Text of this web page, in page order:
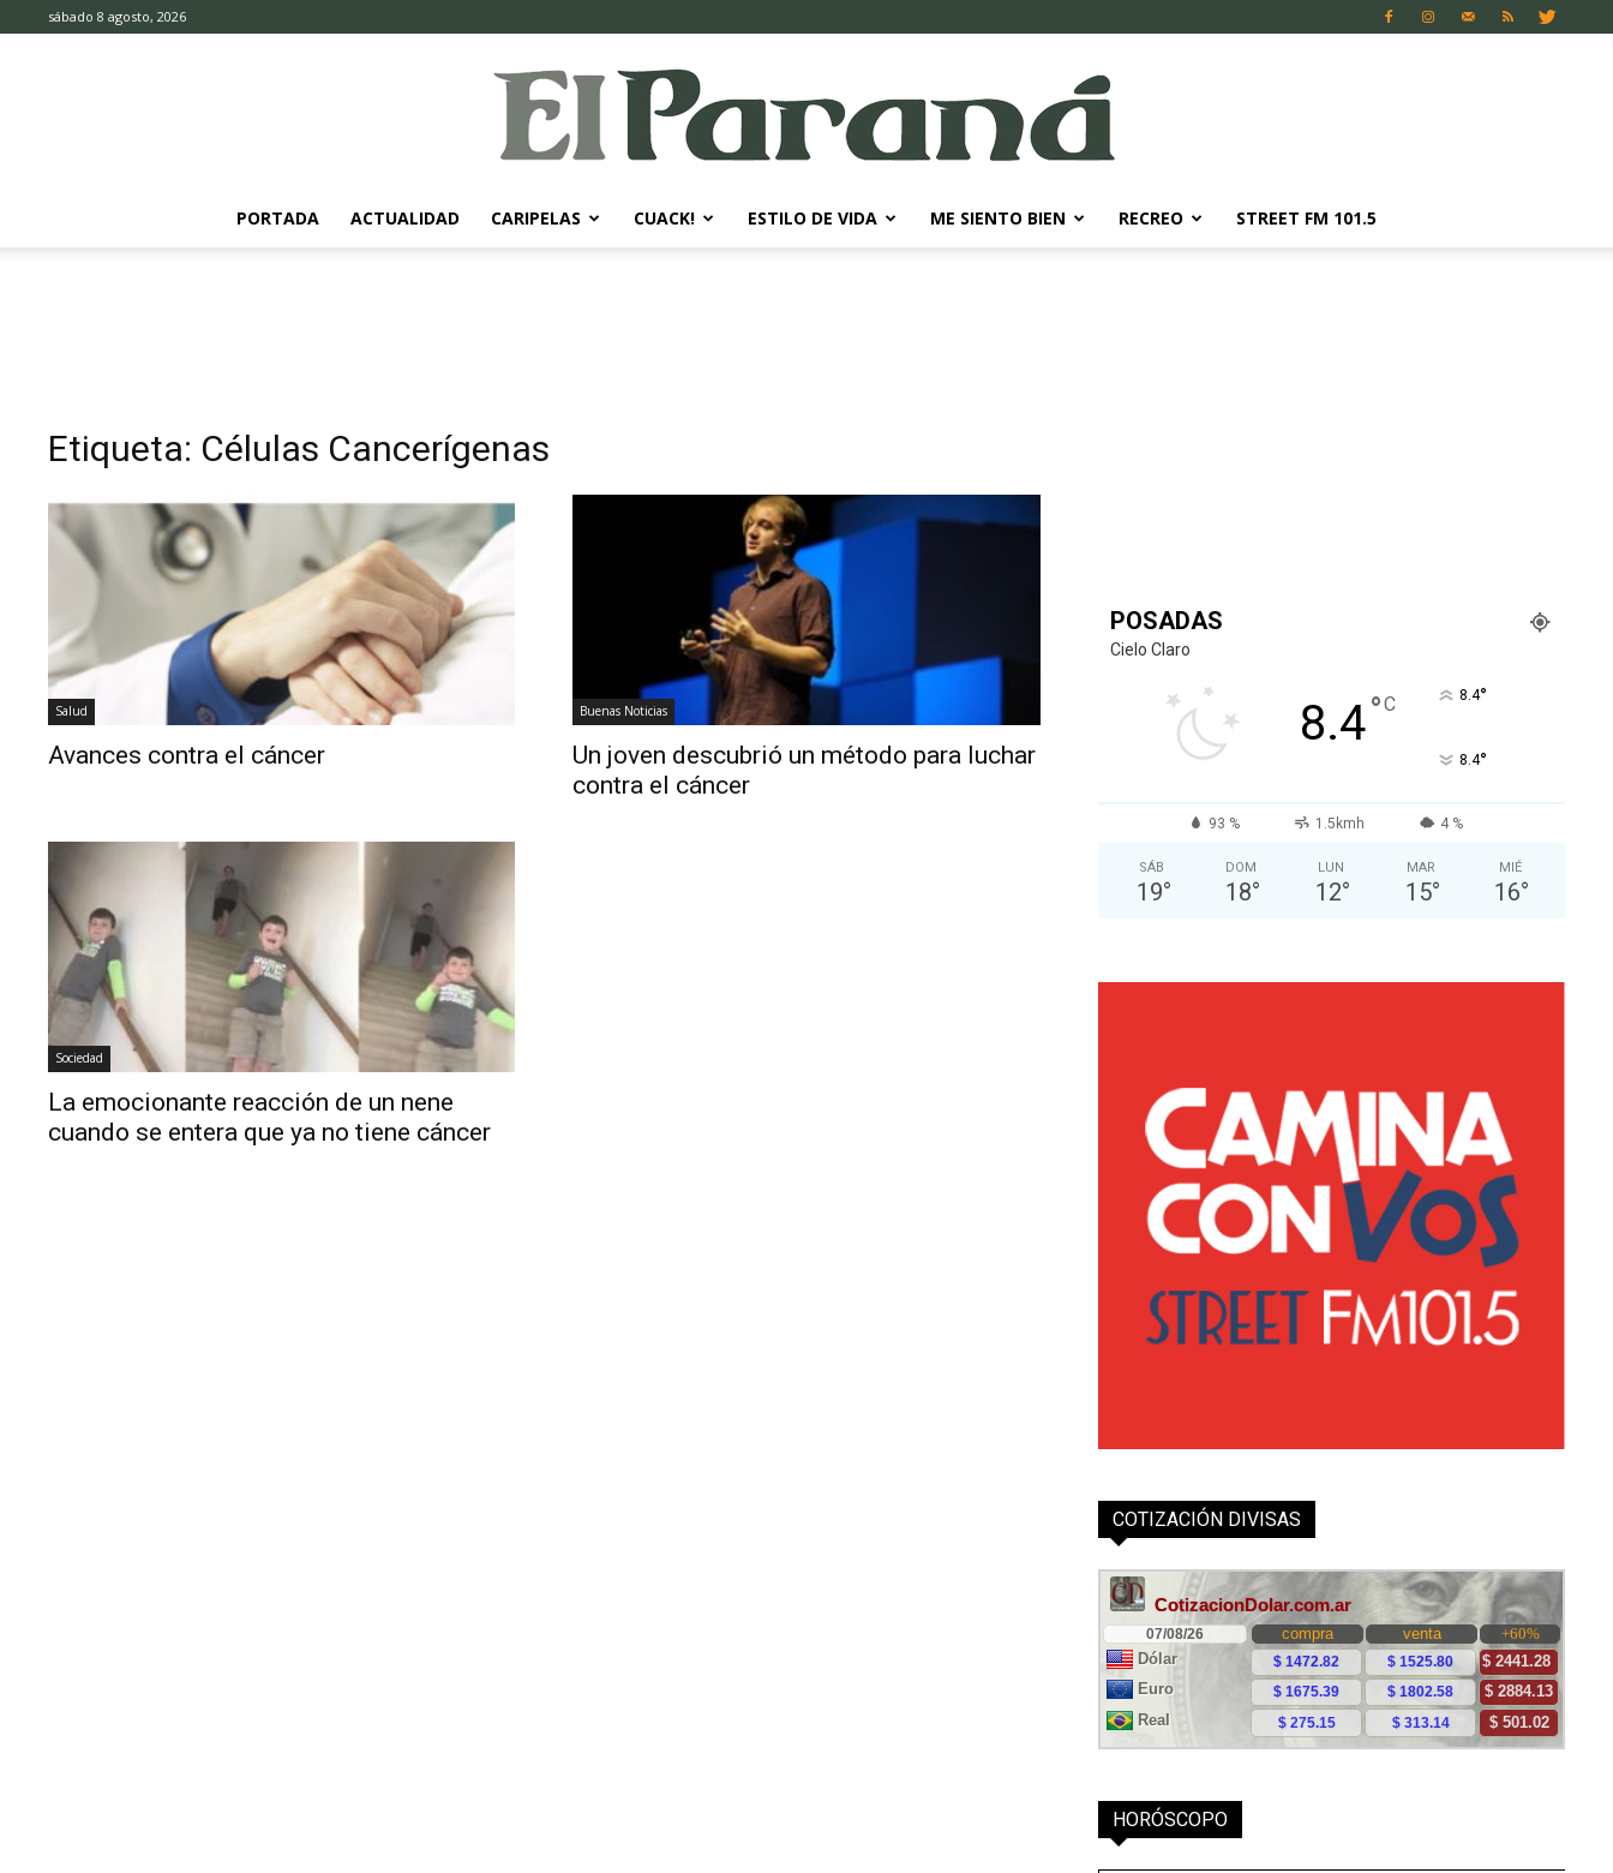
sábado 8 agosto, 2026
Diario
PORTADA ACTUALIDAD CARIPELAS CUACK! ESTILO DE VIDA ME SIENTO BIEN RECREO STREET FM 101.5
Etiqueta: Células Cancerígenas
Salud
Avances contra el cáncer
Buenas Noticias
Un joven descubrió un método para luchar
contra el cáncer
Sociedad
La emocionante reacción de un nene
cuando se entera que ya no tiene cáncer
POSADAS
Cielo Claro
8.4°C 8.4°
8.4°
93 % 1.5kmh 4 %
SÁB
19°
DOM
18°
LUN
12°
MAR
15°
MIÉ
16°
COTIZACIÓN DIVISAS
HORÓSCOPO